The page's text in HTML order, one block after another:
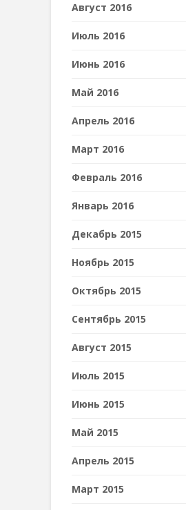
Август 2016
Июль 2016
Июнь 2016
Май 2016
Апрель 2016
Март 2016
Февраль 2016
Январь 2016
Декабрь 2015
Ноябрь 2015
Октябрь 2015
Сентябрь 2015
Август 2015
Июль 2015
Июнь 2015
Май 2015
Апрель 2015
Март 2015